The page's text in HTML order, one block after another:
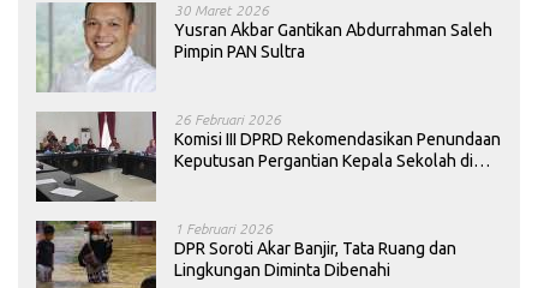
30 Maret 2026
Yusran Akbar Gantikan Abdurrahman Saleh
Pimpin PAN Sultra
26 Februari 2026
Komisi III DPRD Rekomendasikan Penundaan
Keputusan Pergantian Kepala Sekolah di
1 Februari 2026
DPR Soroti Akar Banjir, Tata Ruang dan
Lingkungan Diminta Dibenahi